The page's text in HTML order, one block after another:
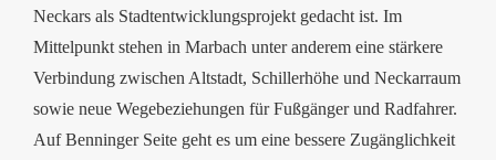
Neckars als Stadtentwicklungsprojekt gedacht ist. Im
Mittelpunkt stehen in Marbach unter anderem eine stärkere
Verbindung zwischen Altstadt, Schillerhöhe und Neckarraum
sowie neue Wegebeziehungen für Fußgänger und Radfahrer.
Auf Benninger Seite geht es um eine bessere Zugänglichkeit